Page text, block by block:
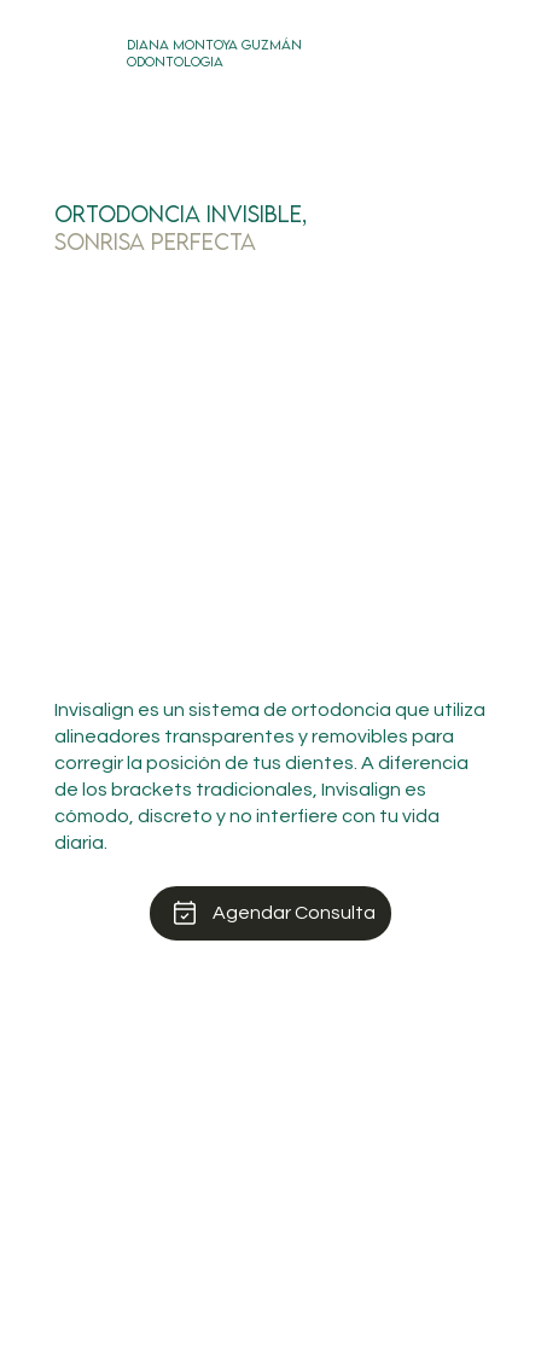
DIANA MONTOYA GUZMÁN
ODONTOLOGIA
Ortodoncia Invisible,
Sonrisa Perfecta
Invisalign es un sistema de ortodoncia que utiliza
alineadores transparentes y removibles para
corregir la posición de tus dientes. A diferencia
de los brackets tradicionales, Invisalign es
cómodo, discreto y no interfiere con tu vida
diaria.
Agendar Consulta